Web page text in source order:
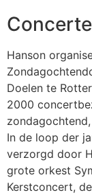
Hanson
Doelen te
2000
In de loop der
verzorgd door
grote orkest
Kerstconcert,